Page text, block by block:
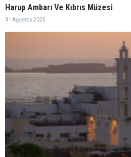
Harup Ambarı Ve Kıbrıs Müzesi
31 Ağustos 2025